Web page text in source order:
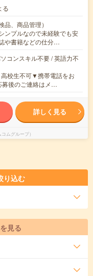
る
、商品管理）
ンプルなので未経験でも安
や書籍などの仕分…
コンスキル不要 / 英語力不
校生不可▼携帯電話をお
募後のご連絡はメ…
詳しく見る
ムグループ）
り込む
見る